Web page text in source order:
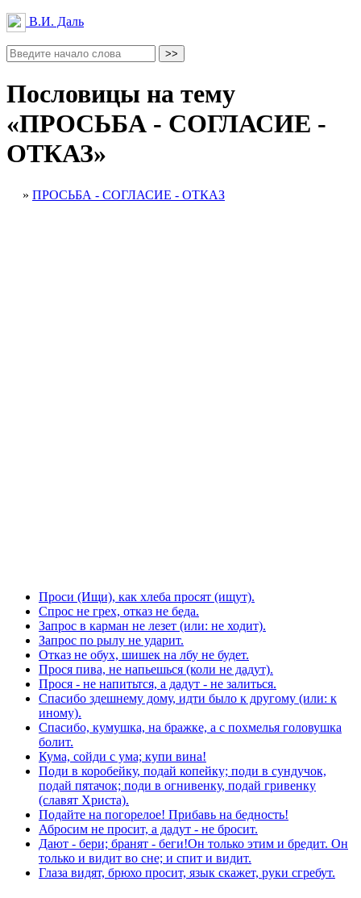
В.И. Даль
Пословицы на тему
«ПРОСЬБА - СОГЛАСИЕ -
ОТКАЗ»
» ПРОСЬБА - СОГЛАСИЕ - ОТКАЗ
Проси (Ищи), как хлеба просят (ищут).
Спрос не грех, отказ не беда.
Запрос в карман не лезет (или: не ходит).
Запрос по рылу не ударит.
Отказ не обух, шишек на лбу не будет.
Прося пива, не напьешься (коли не дадут).
Прося - не напитьтся, а дадут - не залиться.
Спасибо здешнему дому, идти было к другому (или: к
иному).
Спасибо, кумушка, на бражке, а с похмелья головушка
болит.
Кума, сойди с ума; купи вина!
Поди в коробейку, подай копейку; поди в сундучок,
подай пятачок; поди в огнивенку, подай гривенку
(славят Христа).
Подайте на погорелое! Прибавь на бедность!
Абросим не просит, а дадут - не бросит.
Дают - бери; бранят - беги!Он только этим и бредит. Он
только и видит во сне; и спит и видит.
Глаза видят, брюхо просит, язык скажет, руки сгребут.